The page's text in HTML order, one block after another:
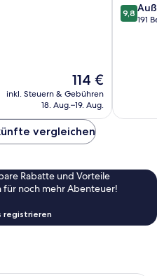
Der
Preis
beträgt
114 €
inkl. Steuern & Gebühren
18. Aug.–19. Aug.
9.8
von
9,8
191
vergleichen
Rabatte und Vorteile
für noch mehr Abenteuer!